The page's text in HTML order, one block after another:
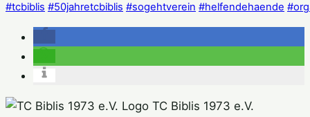
#tcbiblis #50jahretcbiblis #sogehtverein #helfendehaende
TC Biblis 1973 e.V.